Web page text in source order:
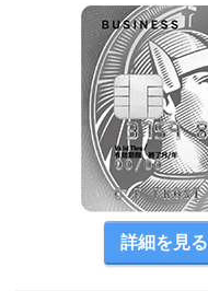
詳細を見る